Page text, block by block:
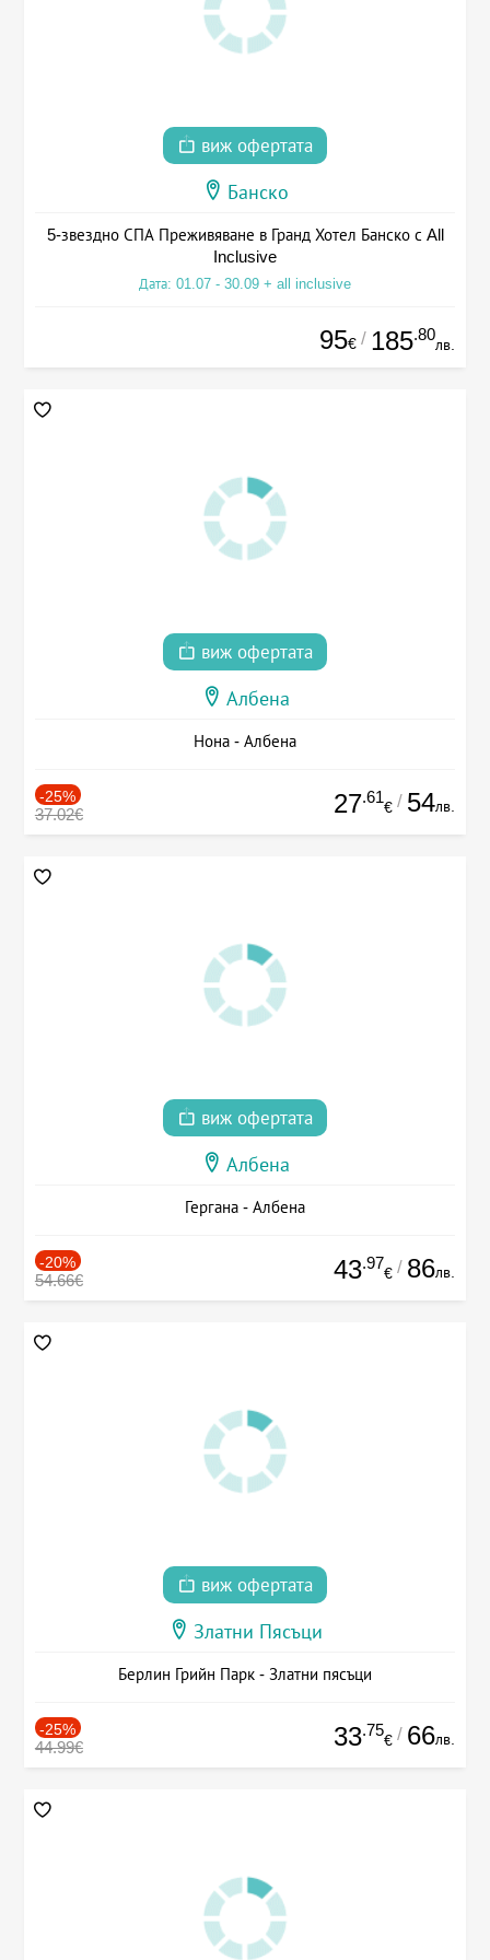
виж офертата
Банско
5-звездно СПА Преживяване в Гранд Хотел Банско с All
Inclusive
Дата: 01.07 - 30.09 + all inclusive
95€ / 185.80
лв.
виж офертата
Албена
Нона - Албена
-25%
37.02€ 27.61
€ / 54лв.
виж офертата
Албена
Гергана - Албена
-20%
54.66€ 43.97
€ / 86лв.
виж офертата
Златни Пясъци
Берлин Грийн Парк - Златни пясъци
-25%
44.99€ 33.75
€ / 66лв.